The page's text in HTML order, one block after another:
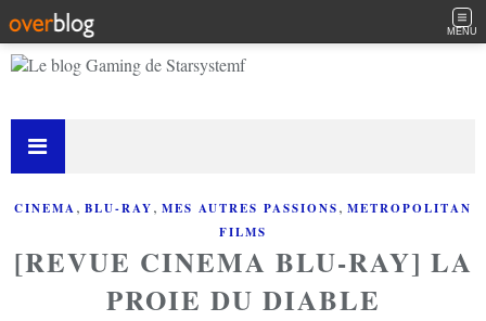
MENU
CINEMA, BLU-RAY, MES AUTRES PASSIONS, METROPOLITAN
FILMS
[REVUE CINEMA BLU-RAY] LA
PROIE DU DIABLE